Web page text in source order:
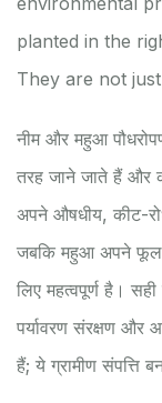
planted in the
They are not
नीम और महुआ
तरह जाने जाते हैं और
अपने औषधीय, कीट-
जबकि महुआ अपने फूल,
लिए महत्वपूर्ण है।
पर्यावरण संरक्षण
हैं; ये ग्रामीण संपत्ति